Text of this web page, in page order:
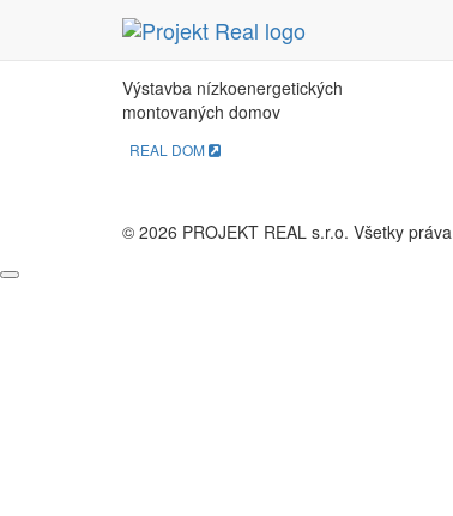
REAL DOM
Výstavba nízkoenergetických
montovaných domov
REAL DOM
© 2026 PROJEKT REAL s.r.o. Všetky